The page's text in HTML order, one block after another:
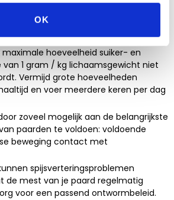
OK
meer van het nieuwe te geven.
zorgen. Daarom is het
hoeveelheid suiker- en
1 gram / kg lichaamsgewicht niet
Vermijd grote hoeveelheden
en voer meerdere keren per dag
zoveel mogelijk aan de belangrijkste
paarden te voldoen: voldoende
beweging contact met
spijsverteringsproblemen
de mest van je paard regelmatig
voor een passend ontwormbeleid.